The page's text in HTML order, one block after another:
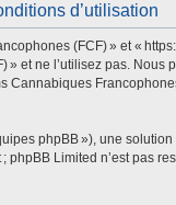
d’utilisation
(FCF) » et «
et ne l’utilisez pas.
phpBB »), une
Limited n’est pas